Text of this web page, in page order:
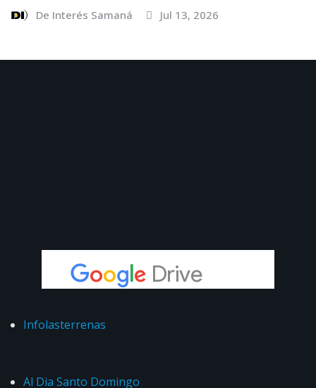
De Interés Samaná Jul 13, 2026
Infolasterrenas
Al Dia Santo Domingo